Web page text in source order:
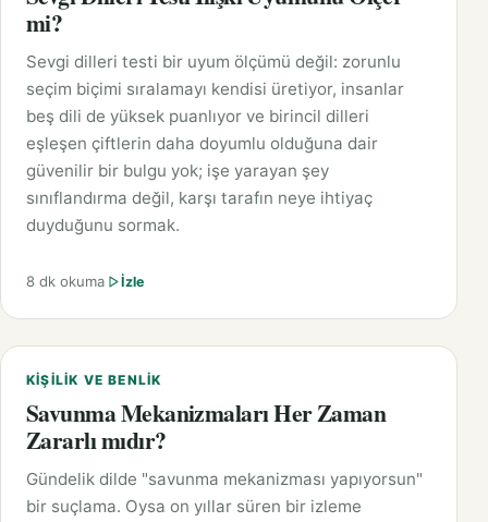
mi?
Sevgi dilleri testi bir uyum ölçümü değil: zorunlu
seçim biçimi sıralamayı kendisi üretiyor, insanlar
beş dili de yüksek puanlıyor ve birincil dilleri
eşleşen çiftlerin daha doyumlu olduğuna dair
güvenilir bir bulgu yok; işe yarayan şey
sınıflandırma değil, karşı tarafın neye ihtiyaç
duyduğunu sormak.
8 dk okuma İzle
KIŞILIK VE BENLIK
Savunma Mekanizmaları Her Zaman
Zararlı mıdır?
Gündelik dilde "savunma mekanizması yapıyorsun"
bir suçlama. Oysa on yıllar süren bir izleme